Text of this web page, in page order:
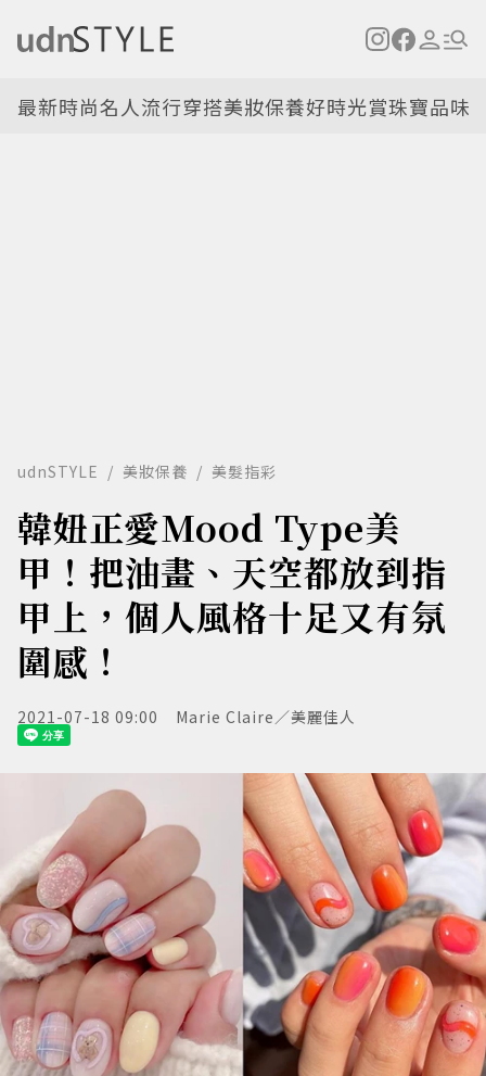
最新時尚名人流行穿搭美妝保養好時光賞珠寶品味
udnSTYLE 美妝保養 美髮指彩
韓妞正愛Mood Type美
甲！把油畫、天空都放到指
甲上，個人風格十足又有氛
圍感！
2021-07-18 09:00 Marie Claire／美麗佳人